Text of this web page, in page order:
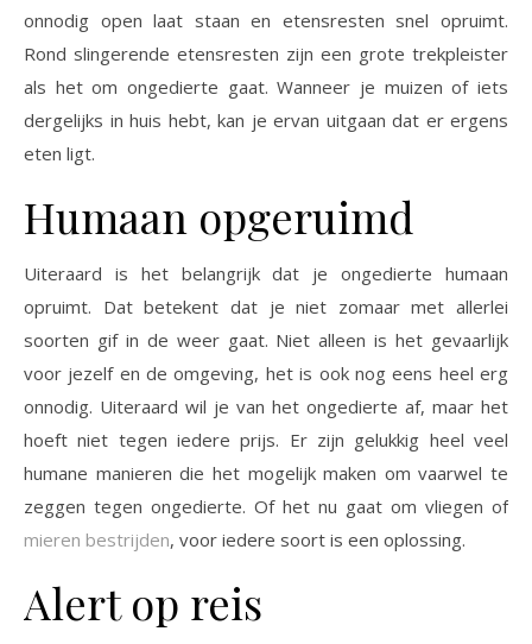
onnodig open laat staan en etensresten snel opruimt.
Rond slingerende etensresten zijn een grote trekpleister
als het om ongedierte gaat. Wanneer je muizen of iets
dergelijks in huis hebt, kan je ervan uitgaan dat er ergens
eten ligt.
Humaan opgeruimd
Uiteraard is het belangrijk dat je ongedierte humaan
opruimt. Dat betekent dat je niet zomaar met allerlei
soorten gif in de weer gaat. Niet alleen is het gevaarlijk
voor jezelf en de omgeving, het is ook nog eens heel erg
onnodig. Uiteraard wil je van het ongedierte af, maar het
hoeft niet tegen iedere prijs. Er zijn gelukkig heel veel
humane manieren die het mogelijk maken om vaarwel te
zeggen tegen ongedierte. Of het nu gaat om vliegen of
mieren bestrijden, voor iedere soort is een oplossing.
Alert op reis